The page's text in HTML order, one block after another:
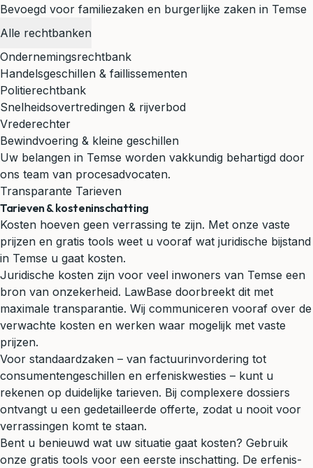
Bevoegd voor familiezaken en burgerlijke zaken in Temse
Alle rechtbanken
Ondernemingsrechtbank
Handelsgeschillen & faillissementen
Politierechtbank
Snelheidsovertredingen & rijverbod
Vrederechter
Bewindvoering & kleine geschillen
Uw belangen in Temse worden vakkundig behartigd door
ons team van procesadvocaten.
Transparante Tarieven
Tarieven & kosteninschatting
Kosten hoeven geen verrassing te zijn. Met onze vaste
prijzen en gratis tools weet u vooraf wat juridische bijstand
in Temse u gaat kosten.
Juridische kosten zijn voor veel inwoners van Temse een
bron van onzekerheid. LawBase doorbreekt dit met
maximale transparantie. Wij communiceren vooraf over de
verwachte kosten en werken waar mogelijk met vaste
prijzen.
Voor standaardzaken – van factuurinvordering tot
consumentengeschillen en erfeniskwesties – kunt u
rekenen op duidelijke tarieven. Bij complexere dossiers
ontvangt u een gedetailleerde offerte, zodat u nooit voor
verrassingen komt te staan.
Bent u benieuwd wat uw situatie gaat kosten? Gebruik
onze gratis tools voor een eerste inschatting. De erfenis-